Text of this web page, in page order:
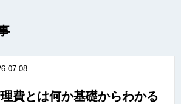
費とは何か基礎からわかる